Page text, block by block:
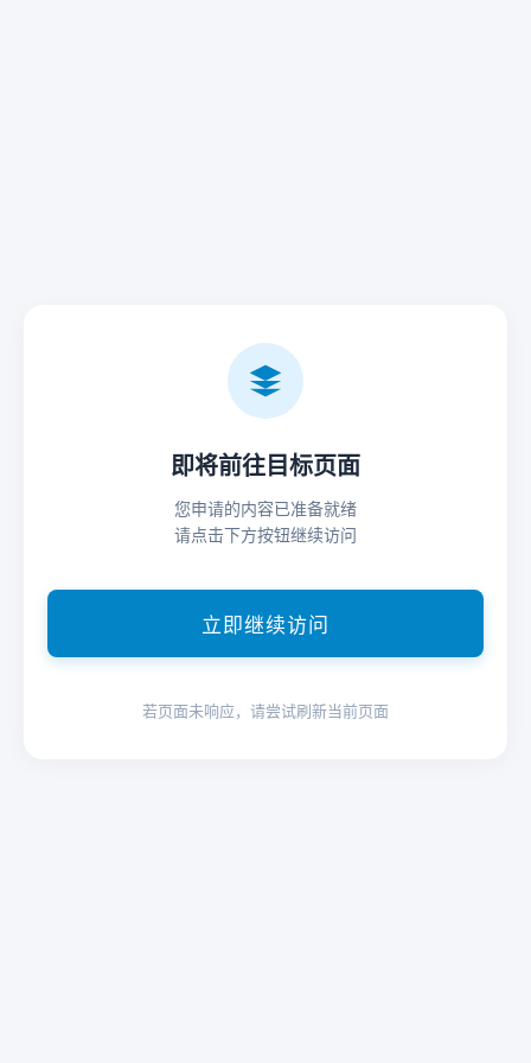
即将前往目标页面
您申请的内容已准备就绪
请点击下方按钮继续访问
立即继续访问
若页面未响应，请尝试刷新当前页面